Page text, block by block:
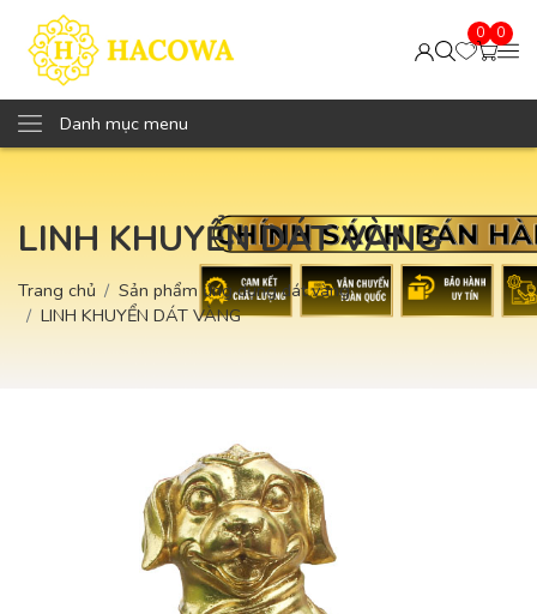
0 0
Danh mục menu
LINH KHUYỂN DÁT VÀNG
Trang chủ
Sản phẩm ứng dụng dát vàng
LINH KHUYỂN DÁT VÀNG